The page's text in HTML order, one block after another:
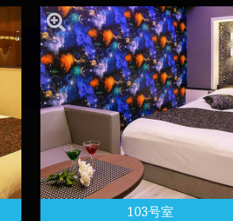
103号室